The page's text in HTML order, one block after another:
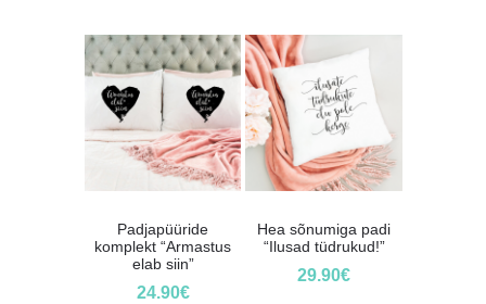
Padjapüüride
komplekt “Armastus
elab siin”
24.90€
Hea sõnumiga padi
“Ilusad tüdrukud!”
29.90€